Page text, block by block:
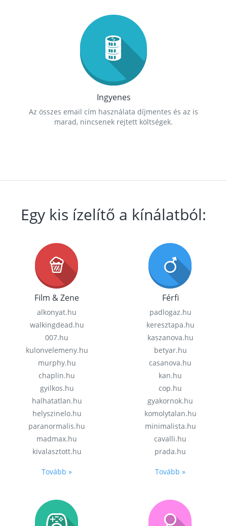
Ingyenes
Az összes email cím használata díjmentes és az is
marad, nincsenek rejtett költségek.
Egy kis ízelítő a kínálatból:
Film & Zene
alkonyat.hu
walkingdead.hu
007.hu
kulonvelemeny.hu
murphy.hu
chaplin.hu
gyilkos.hu
halhatatlan.hu
helyszinelo.hu
paranormalis.hu
madmax.hu
kivalasztott.hu
Tovább »
Férfi
padlogaz.hu
keresztapa.hu
kaszanova.hu
betyar.hu
casanova.hu
kan.hu
cop.hu
gyakornok.hu
komolytalan.hu
minimalista.hu
cavalli.hu
prada.hu
Tovább »